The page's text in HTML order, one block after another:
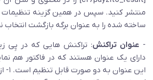
ساخته شده را به عنوان برگه بازگشت انتخاب
- عنوان تراکنش: تراکنش هایی که در پِی
دارای یک عنوان هستند که در فاکتور هم
این